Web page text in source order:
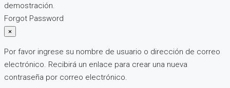
demostración.
Forgot Password
×
Por favor ingrese su nombre de usuario o dirección de correo
electrónico. Recibirá un enlace para crear una nueva
contraseña por correo electrónico.